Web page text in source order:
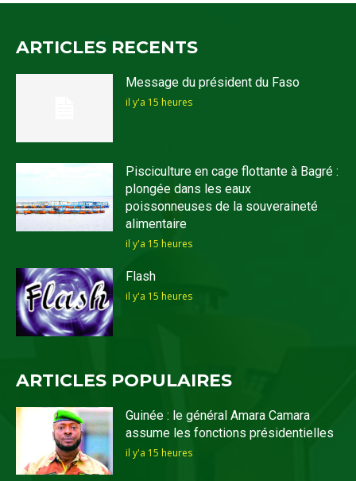
ARTICLES RECENTS
Message du président du Faso
il y'a 15 heures
Pisciculture en cage flottante à Bagré :
plongée dans les eaux
poissonneuses de la souveraineté
alimentaire
il y'a 15 heures
Flash
il y'a 15 heures
ARTICLES POPULAIRES
Guinée : le général Amara Camara
assume les fonctions présidentielles
il y'a 15 heures